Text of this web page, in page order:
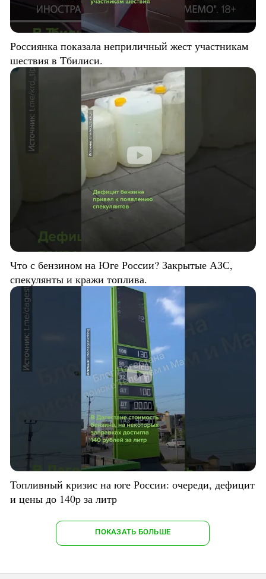
Россиянка показала неприличный жест участникам
шествия в Тбилиси.
Что с бензином на Юге России? Закрытые АЗС,
спекулянты и кражи топлива.
Топливный кризис на юге России: очереди, дефицит
и цены до 140р за литр
ПОКАЗАТЬ БОЛЬШЕ